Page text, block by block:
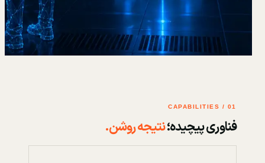
01 / CAPABILITIES
فناوری پیچیده؛نتیجه روشن.